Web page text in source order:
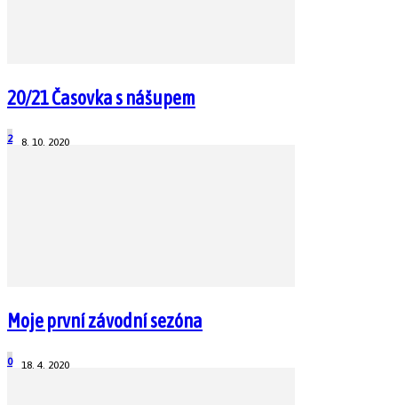
20/21 Časovka s nášupem
8. 10. 2020
2
Moje první závodní sezóna
18. 4. 2020
0